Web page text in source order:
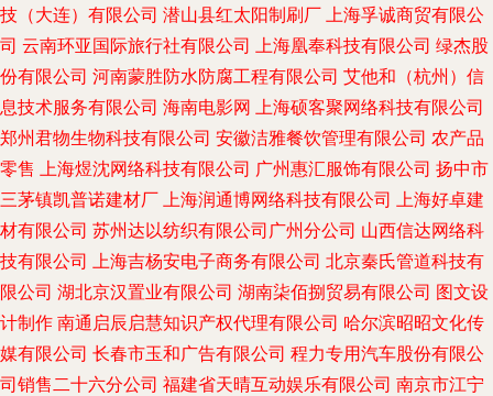
技（大连）有限公司 潜山县红太阳制刷厂 上海孚诚商贸有限公
司 云南环亚国际旅行社有限公司 上海凰奉科技有限公司 绿杰股
份有限公司 河南蒙胜防水防腐工程有限公司 艾他和（杭州）信
息技术服务有限公司 海南电影网 上海硕客聚网络科技有限公司
郑州君物生物科技有限公司 安徽洁雅餐饮管理有限公司 农产品
零售 上海煜沈网络科技有限公司 广州惠汇服饰有限公司 扬中市
三茅镇凯普诺建材厂 上海润通博网络科技有限公司 上海好卓建
材有限公司 苏州达以纺织有限公司广州分公司 山西信达网络科
技有限公司 上海吉杨安电子商务有限公司 北京秦氏管道科技有
限公司 湖北京汉置业有限公司 湖南柒佰捌贸易有限公司 图文设
计制作 南通启辰启慧知识产权代理有限公司 哈尔滨昭昭文化传
媒有限公司 长春市玉和广告有限公司 程力专用汽车股份有限公
司销售二十六分公司 福建省天晴互动娱乐有限公司 南京市江宁